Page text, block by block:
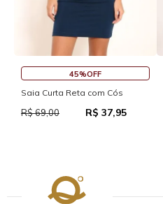
45%OFF
Saia Curta Reta com Cós
R$ 69,00 R$ 37,95